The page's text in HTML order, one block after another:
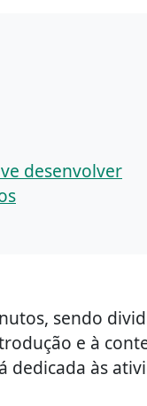
desenvolver
sendo
e à
dedicada às